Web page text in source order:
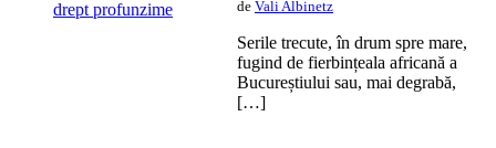
de Vali Albinetz
Serile trecute, în drum spre mare,
fugind de fierbințeala africană a
Bucureștiului sau, mai degrabă,
[…]